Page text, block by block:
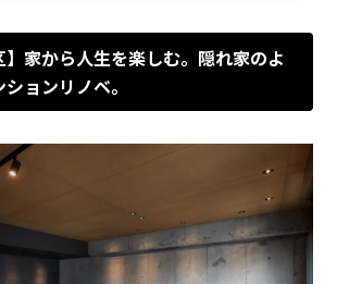
】家から人生を楽しむ。隠れ家のよ
ョンリノベ。